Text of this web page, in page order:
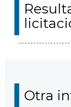
Otra